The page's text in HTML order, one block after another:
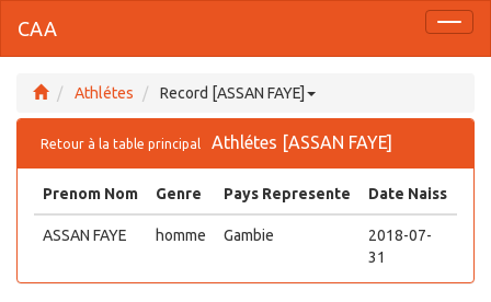
CAA
Athlétes Record [ASSAN FAYE]
Retour à la table principal Athlétes [ASSAN FAYE]
Prenom Nom Genre Pays Represente Date Naiss
ASSAN FAYE homme Gambie
2018-07-
31